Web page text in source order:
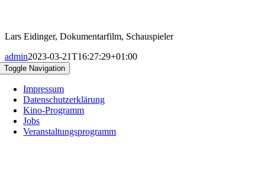
Lars Eidinger, Dokumentarfilm, Schauspieler
admin2023-03-21T16:27:29+01:00
Toggle Navigation
Impressum
Datenschutzerklärung
Kino-Programm
Jobs
Veranstaltungsprogramm